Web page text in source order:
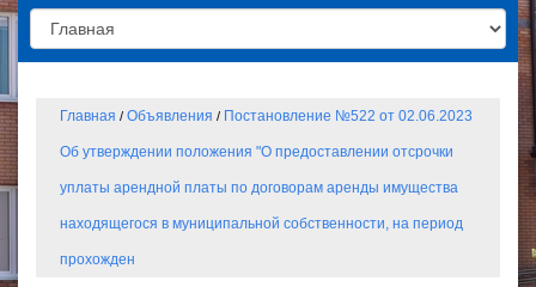
Главная / Объявления / Постановление №522 от 02.06.2023
Об утверждении положения "О предоставлении отсрочки
уплаты арендной платы по договорам аренды имущества
находящегося в муниципальной собственности, на период
прохожден